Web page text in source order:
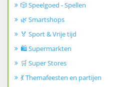
🎲 Speelgoed - Spellen
🌿 Smartshops
🏅 Sport & Vrije tijd
🛍️ Supermarkten
🛒 Super Stores
💃 Themafeesten en partijen